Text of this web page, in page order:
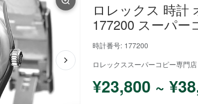
ロレックス 時計
177200 スーパー
時計番号: 177200
ロレックススーパーコピー専門店
¥23,800 ~